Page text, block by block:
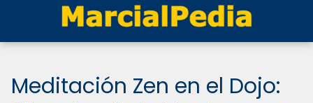
Meditación Zen en el Dojo: